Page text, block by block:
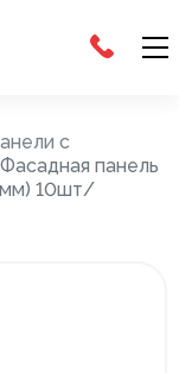
с
панель
10шт/